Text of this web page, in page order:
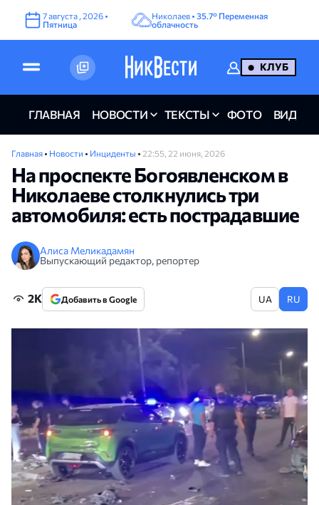
7августа ,2026 •
Пятница
Николаев •35.7° Переменная
облачность
КЛУБ
ГЛАВНАЯ НОВОСТИ ТЕКСТЫ ФОТО ВИДЕО
Главная • Новости • Инциденты • 22:55, 22 июня, 2026
На проспекте Богоявленском в
Николаеве столкнулись три
автомобиля: есть пострадавшие
Алиса Меликадамян
Выпускающий редактор, репортер
2K Добавить в Google UA RU